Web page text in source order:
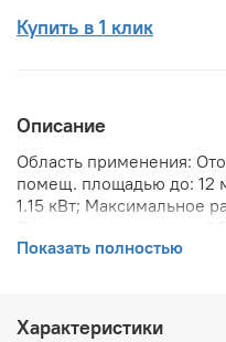
Купить в 1 клик
Описание
Область применения:
помещ. площадью до: 12
1.15 кВт; Максимальное
1151 Вт; Теплоотдача при
температура
Показать полностью
Характеристики